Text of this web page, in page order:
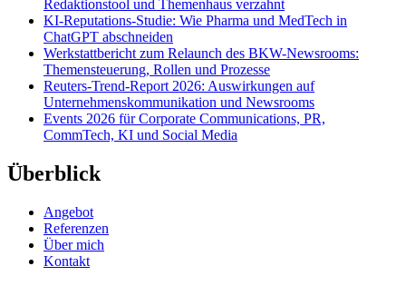
Redaktionstool und Themenhaus verzahnt
KI-Reputations-Studie: Wie Pharma und MedTech in
ChatGPT abschneiden
Werkstattbericht zum Relaunch des BKW-Newsrooms:
Themensteuerung, Rollen und Prozesse
Reuters-Trend-Report 2026: Auswirkungen auf
Unternehmenskommunikation und Newsrooms
Events 2026 für Corporate Communications, PR,
CommTech, KI und Social Media
Überblick
Angebot
Referenzen
Über mich
Kontakt